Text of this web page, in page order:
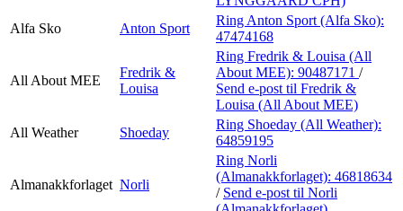
Alfa Sko
Anton Sport
Ring Anton Sport (Alfa Sko):
47474168
All About MEE
Fredrik &
Louisa
Ring Fredrik & Louisa (All
About MEE): 90487171 /
Send e-post til Fredrik &
Louisa (All About MEE)
All Weather
Shoeday
Ring Shoeday (All Weather):
64859195
Almanakkforlaget Norli
Ring Norli
(Almanakkforlaget): 46818634
/ Send e-post til Norli